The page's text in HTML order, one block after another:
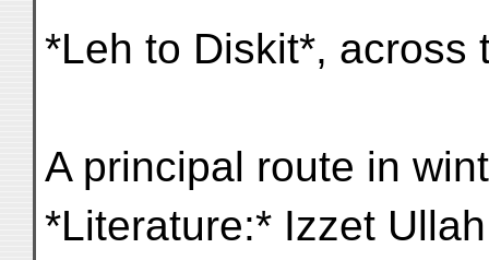
*Leh to Diskit*, across
A principal route in
*Literature:* Izzet